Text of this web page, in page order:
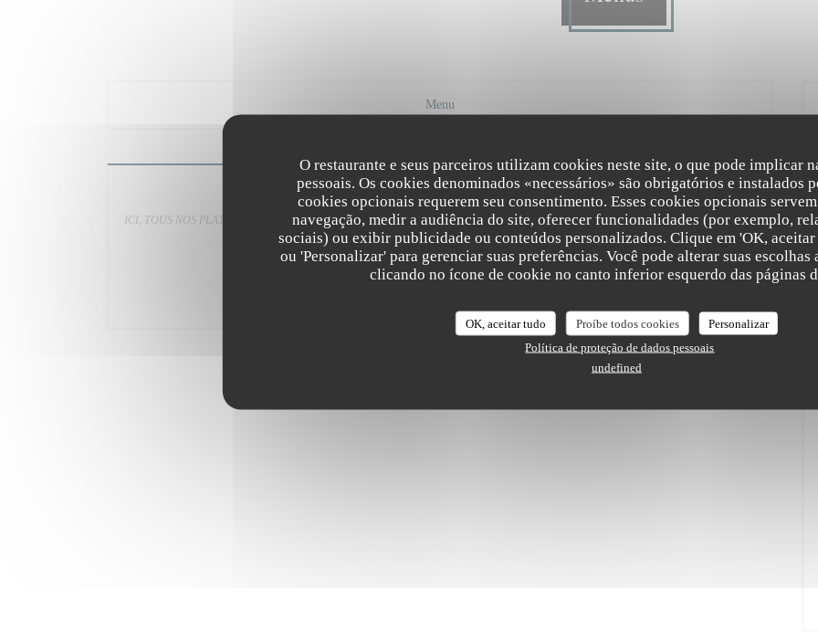
O restaurante e seus parceiros utilizam cookies neste site, o que pode implicar
pessoais. Os cookies denominados «necessários» são obrigatórios e instalados
cookies opcionais requerem seu consentimento. Esses cookies opcionais
navegação, medir a audiência do site, oferecer funcionalidades (por exemplo,
sociais) ou exibir publicidade ou conteúdos personalizados. Clique em 'OK,
ou 'Personalizar' para gerenciar suas preferências. Você pode alterar suas escolhas
clicando no ícone de cookie no canto inferior esquerdo das páginas
OK, aceitar tudo Proíbe todos cookies
Personalizar
Política de proteção de dados pessoais
undefined
Menu
Menu
ICI, TOUS NOS PLAT ÉLABORÉS ET CUISINÉS SUR PLACE. Produits frais de la saison ; vins de propriétés et esprit nature. Changement des
plats, selon arrivage E + P ou P + D = 37€ E + P + D = 42€